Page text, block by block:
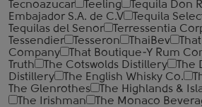
Tecnoazucar
Teeling Tequila Don
Embajador S.A. de C.V
Tequila
Tequilas del Senor
Terressentia
Tessendier
Tesseron ThaiBev
Company
That Boutique-Y Rum
Truth
The Cotswolds Distillery
Distillery
The English Whisky Co.
The Glenrothes
The Highlands &
The Irishman
The Monaco